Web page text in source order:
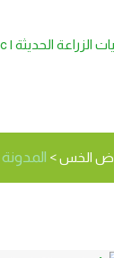
الخس> المدونة